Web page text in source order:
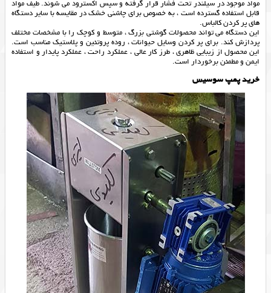
مواد موجود در سیلندر تحت فشار قرار گرفته و سپس اکسترود می شوند. طیف مواد
قابل استفاده گسترده است ، به خصوص برای چاشنی خشک در مقایسه با سایر دستگاه
های پر کردن کالباس.
این دستگاه می تواند محصولات گوشتی بزرگ ، متوسط و کوچک را با مشخصات مختلف
پردازش کند. برای پر کردن وسایل حیوانات ، روده پروتئین و پلاستیک مناسب است.
این محصول از زیبایی ظاهری ، طرز کار عالی ، عملکرد راحت ، عملکرد پایدار و استفاده
ایمن و مطمئن برخوردار است.
خرید پمپ سوسیس